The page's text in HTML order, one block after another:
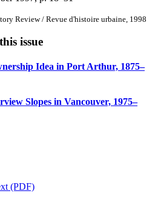
Review / Revue d'histoire urbaine, 1998
issue
Idea in Port Arthur, 1875–
Slopes in Vancouver, 1975–
(PDF)